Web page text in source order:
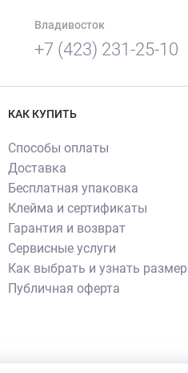
Владивосток
+7 (423) 231-25-10
КАК КУПИТЬ
Способы оплаты
Доставка
Бесплатная упаковка
Клейма и сертификаты
Гарантия и возврат
Сервисные услуги
Как выбрать и узнать размер
Публичная оферта